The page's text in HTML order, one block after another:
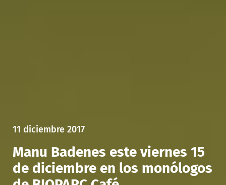
11 diciembre 2017
Manu Badenes este viernes 15
de diciembre en los monólogos